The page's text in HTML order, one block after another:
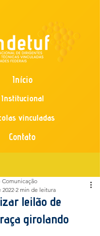
Início
Institucional
vinculadas
Contato
leilão de
girolando
Comunicação
2022 2 min de leitura